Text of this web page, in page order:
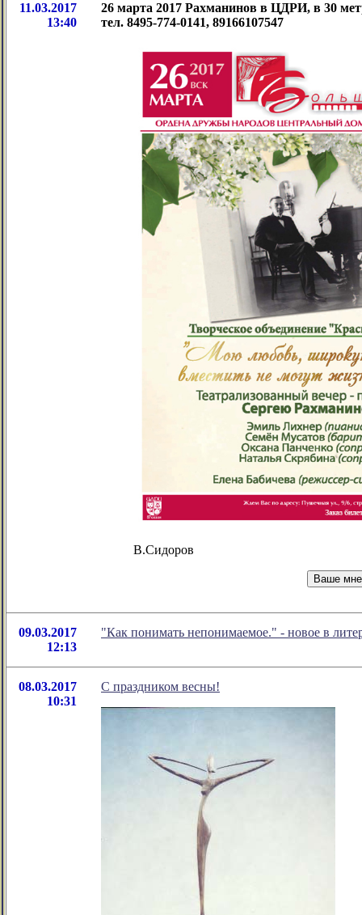
11.03.2017
13:40
26 марта 2017 Рахманинов в ЦДРИ, в 30
тел. 8495-774-0141, 89166107547
В.Сидоров
09.03.2017
12:13
"Как понимать непонимаемое." - новое в
08.03.2017
10:31
С праздником весны!